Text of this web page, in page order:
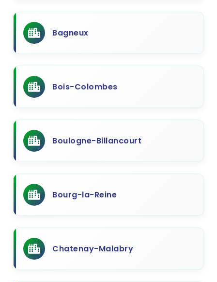
Bagneux
Bois-Colombes
Boulogne-Billancourt
Bourg-la-Reine
Chatenay-Malabry